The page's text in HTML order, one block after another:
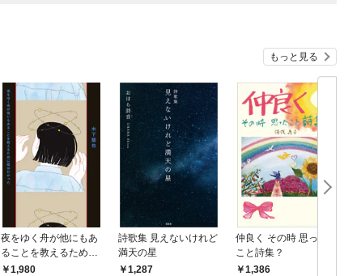
もっと見る
夜をゆく舟が他にもあ
ることを教えるために
歌はひかった
1,980
詩歌集 見えないけれど
満天の星
1,287
仲良く その時 思った
こと詩集？
1,386